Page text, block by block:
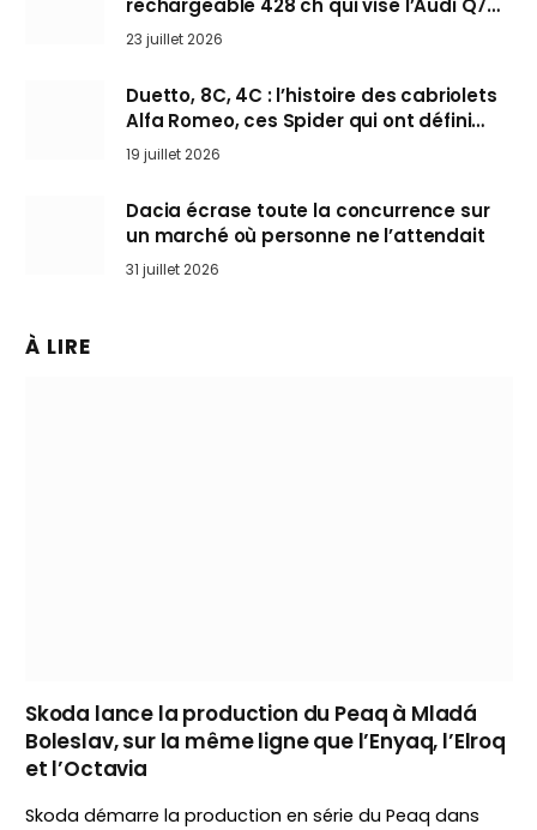
rechargeable 428 ch qui vise l’Audi Q7
arrive en Europe cet automne
23 juillet 2026
Duetto, 8C, 4C : l’histoire des cabriolets
Alfa Romeo, ces Spider qui ont défini
l’art de rouler cheveux au vent
19 juillet 2026
Dacia écrase toute la concurrence sur
un marché où personne ne l’attendait
31 juillet 2026
À LIRE
Skoda lance la production du Peaq à Mladá
Boleslav, sur la même ligne que l’Enyaq, l’Elroq
et l’Octavia
Skoda démarre la production en série du Peaq dans